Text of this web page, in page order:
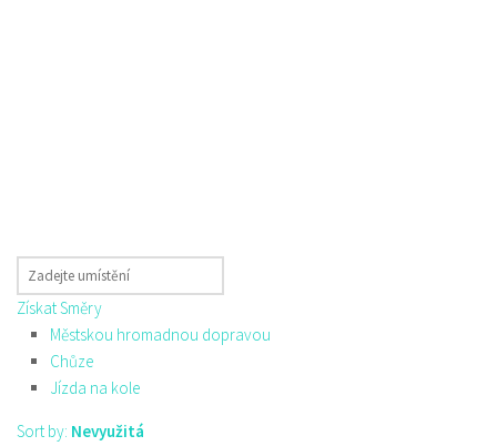
Získat Směry
Městskou hromadnou dopravou
Chůze
Jízda na kole
Sort by: Nevyužitá